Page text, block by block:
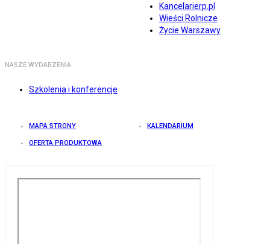
Kancelarierp.pl
Wieści Rolnicze
Życie Warszawy
NASZE WYDARZENIA
Szkolenia i konferencje
MAPA STRONY KALENDARIUM
OFERTA PRODUKTOWA